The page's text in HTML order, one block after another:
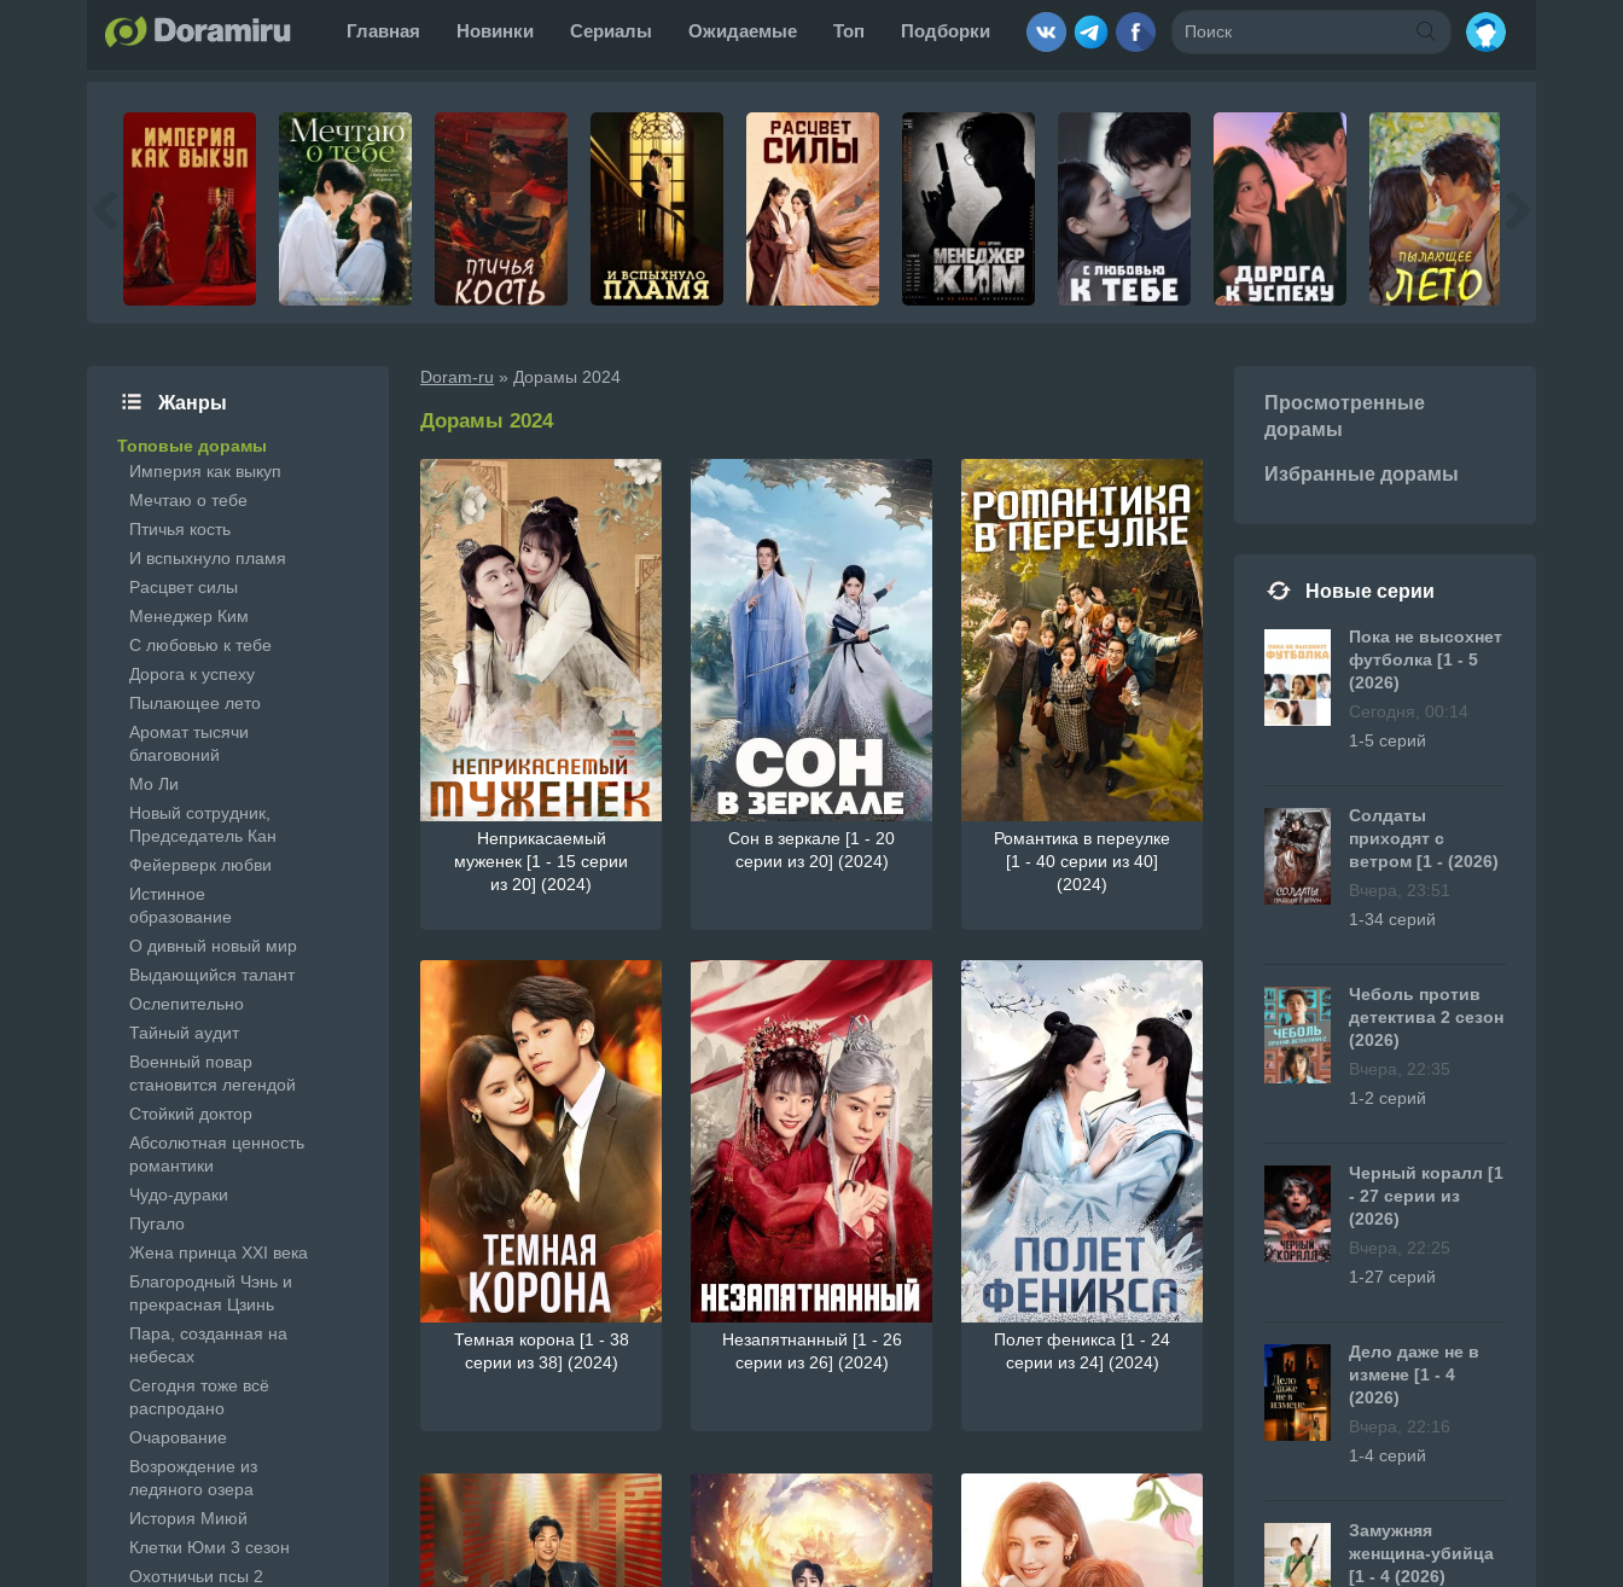
Главная Новинки Сериалы Ожидаемые Топ Подборки
Doram-ru » Дорамы 2024
Дорамы 2024
Неприкасаемый
муженек [1 - 15 серии
из 20] (2024)
Сон в зеркале [1 - 20
серии из 20] (2024)
Романтика в переулке
[1 - 40 серии из 40]
(2024)
Темная корона [1 - 38
серии из 38] (2024)
Незапятнанный [1 - 26
серии из 26] (2024)
Полет феникса [1 - 24
серии из 24] (2024)
Жанры
Топовые дорамы
Империя как выкуп
Мечтаю о тебе
Птичья кость
И вспыхнуло пламя
Расцвет силы
Менеджер Ким
С любовью к тебе
Дорога к успеху
Пылающее лето
Аромат тысячи
благовоний
Мо Ли
Новый сотрудник,
Председатель Кан
Фейерверк любви
Истинное
образование
О дивный новый мир
Выдающийся талант
Ослепительно
Тайный аудит
Военный повар
становится легендой
Стойкий доктор
Абсолютная ценность
романтики
Чудо-дураки
Пугало
Жена принца XXI века
Благородный Чэнь и
прекрасная Цзинь
Пара, созданная на
небесах
Сегодня тоже всё
распродано
Очарование
Возрождение из
ледяного озера
История Миюй
Клетки Юми 3 сезон
Охотничьи псы 2
Просмотренные
дорамы
Избранные дорамы
Новые серии
Пока не высохнет
футболка [1 - 5
(2026)
Сегодня, 00:14
1-5 серий
Солдаты
приходят с
ветром [1 - (2026)
Вчера, 23:51
1-34 серий
Чеболь против
детектива 2 сезон
(2026)
Вчера, 22:35
1-2 серий
Черный коралл [1
- 27 серии из
(2026)
Вчера, 22:25
1-27 серий
Дело даже не в
измене [1 - 4
(2026)
Вчера, 22:16
1-4 серий
Замужняя
женщина-убийца
[1 - 4 (2026)